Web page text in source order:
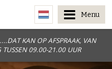
KAN OP AFSPRAAK, VAN
TUSSEN 09.00-21.00 UUR
Menu